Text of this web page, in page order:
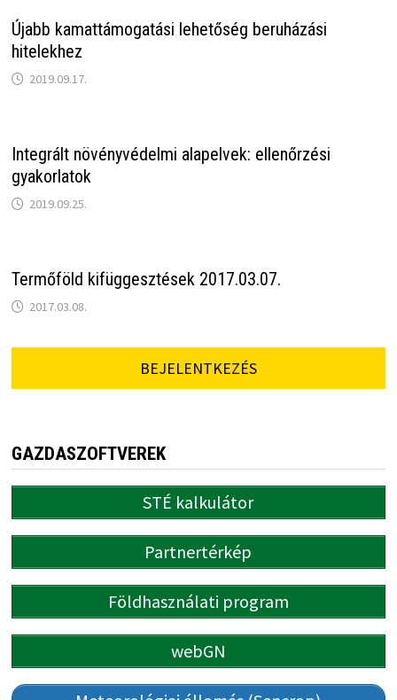
Újabb kamattámogatási lehetőség beruházási
hitelekhez
2019.09.17.
Integrált növényvédelmi alapelvek: ellenőrzési
gyakorlatok
2019.09.25.
Termőföld kifüggesztések 2017.03.07.
2017.03.08.
BEJELENTKEZÉS
GAZDASZOFTVEREK
STÉ kalkulátor
Partnertérkép
Földhasználati program
webGN